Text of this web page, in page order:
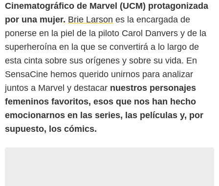
Cinematográfico de Marvel (UCM) protagonizada
por una mujer. Brie Larson es la encargada de
ponerse en la piel de la piloto Carol Danvers y de la
superheroína en la que se convertirá a lo largo de
esta cinta sobre sus orígenes y sobre su vida. En
SensaCine hemos querido unirnos para analizar
juntos a Marvel y destacar nuestros personajes
femeninos favoritos, esos que nos han hecho
emocionarnos en las series, las películas y, por
supuesto, los cómics.